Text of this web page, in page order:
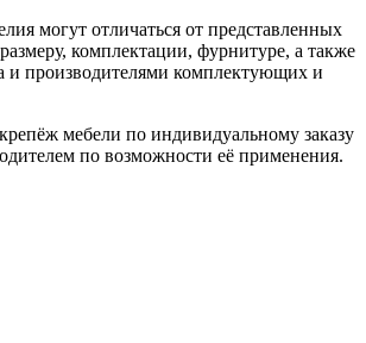
могут отличаться от представленных
комплектации, фурнитуре, а также
и производителями комплектующих и
мебели по индивидуальному заказу
по возможности её применения.